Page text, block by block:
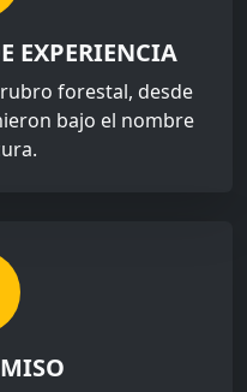
EXPERIENCIA
forestal, desde
bajo el nombre